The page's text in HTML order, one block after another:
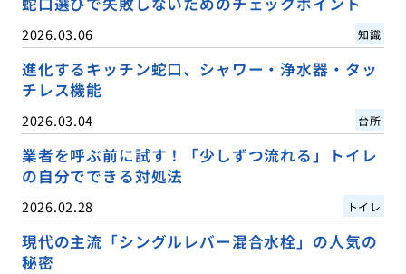
2026.03.06 知識
進化するキッチン蛇口、シャワー・浄水器・タッ
チレス機能
2026.03.04 台所
業者を呼ぶ前に試す！「少しずつ流れる」トイレ
の自分でできる対処法
2026.02.28 トイレ
現代の主流「シングルレバー混合水栓」の人気の
秘密